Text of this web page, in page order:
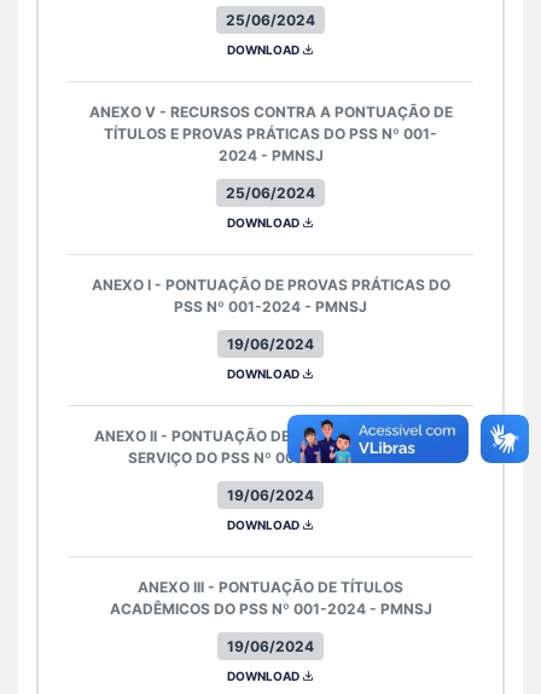
25/06/2024
DOWNLOAD
25/06/2024
ANEXO V - RECURSOS CONTRA A PONTUAÇÃO DE
TÍTULOS E PROVAS PRÁTICAS DO PSS Nº 001-
2024 - PMNSJ
DOWNLOAD
19/06/2024
ANEXO I - PONTUAÇÃO DE PROVAS PRÁTICAS DO
PSS Nº 001-2024 - PMNSJ
DOWNLOAD
19/06/2024
ANEXO II - PONTUAÇÃO DE TÍTULO DE TEMPO DE
SERVIÇO DO PSS Nº 001-2024 - PMNSJ
DOWNLOAD
19/06/2024
ANEXO III - PONTUAÇÃO DE TÍTULOS
ACADÊMICOS DO PSS Nº 001-2024 - PMNSJ
DOWNLOAD